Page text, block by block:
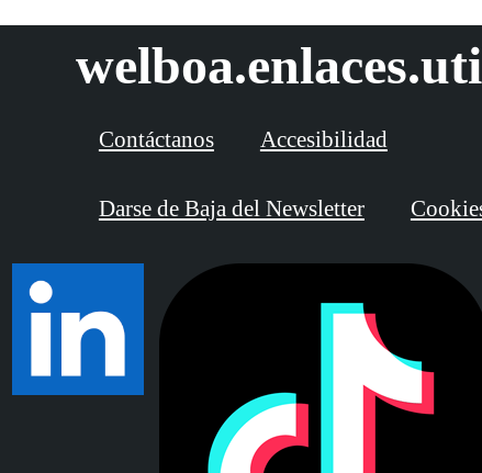
Contáctanos Accesibilidad
Darse de Baja del Newsletter